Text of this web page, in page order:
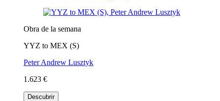
Obra de la semana
YYZ to MEX (S)
Peter Andrew Lusztyk
1.623 €
Descubrir